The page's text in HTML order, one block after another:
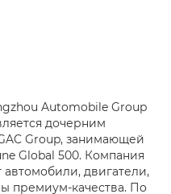
Automobile Group
дочерним
Group, занимающей
Global 500. Компания
двигатели,
премиум-качества. По